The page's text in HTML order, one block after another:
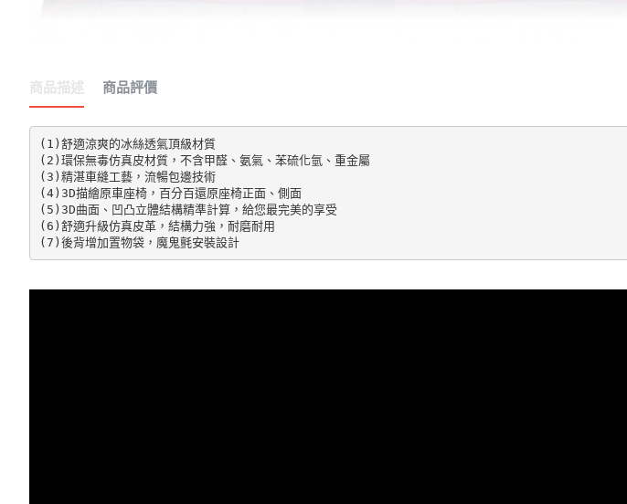
商品描述 商品評價
(1)舒適涼爽的冰絲透氣頂級材質
(2)環保無毒仿真皮材質，不含甲醛、氨氣、苯硫化氫、重金屬
(3)精湛車縫工藝，流暢包邊技術
(4)3D描繪原車座椅，百分百還原座椅正面、側面
(5)3D曲面、凹凸立體結構精準計算，給您最完美的享受
(6)舒適升級仿真皮革，結構力強，耐磨耐用
(7)後背增加置物袋，魔鬼氈安裝設計